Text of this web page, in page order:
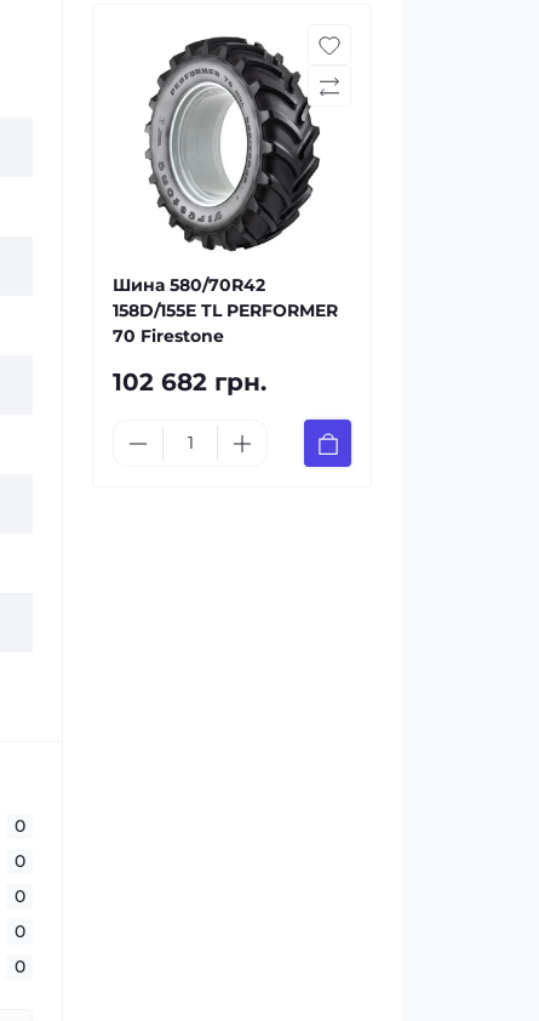
0
0
0
0
0
Шина 580/70R42
158D/155E TL PERFORMER
70 Firestone
102 682 грн.